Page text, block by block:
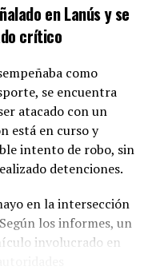
Y
estacionado su
le entregaran su
bruscamente a
un gran revuelo.
a Daniel y le exigió
que llevó al ladrón a
en Lanús y se
crítico
como
se encuentra
atacado con un
está en curso y
intento de robo, sin
detenciones.
en la intersección
los informes, un
involucrado en